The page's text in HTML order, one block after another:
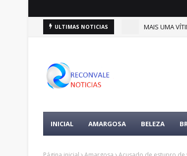
ULTIMAS NOTICIAS
DESTAQUES MAIS UMA
INICIAL AMARGOSA BELEZA